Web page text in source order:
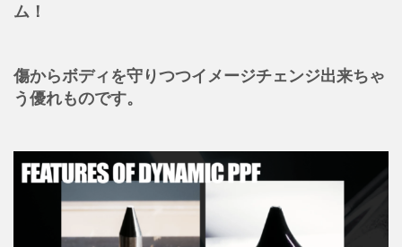
ム！
傷からボディを守りつつイメージチェンジ出来ちゃ
う優れものです。